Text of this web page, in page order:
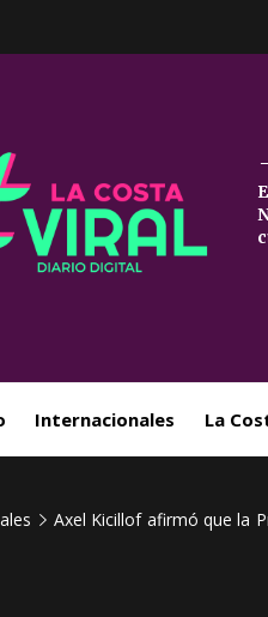
La
Internacionales La
Axel Kicillof afirmó que la